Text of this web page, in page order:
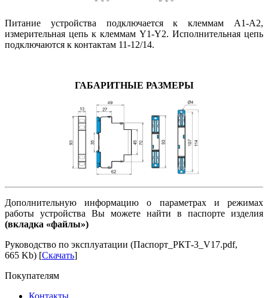
Питание устройства подключается к клеммам А1-А2,
измерительная цепь к клеммам Y1-Y2. Исполнительная цепь
подключаются к контактам 11-12/14.
ГАБАРИТНЫЕ РАЗМЕРЫ
Дополнительную информацию о параметрах и режимах
работы устройства Вы можете найти в паспорте изделия
(вкладка «файлы»)
Руководство по эксплуатации (Паспорт_РКТ-3_V17.pdf,
665 Kb) [Скачать]
Покупателям
Контакты